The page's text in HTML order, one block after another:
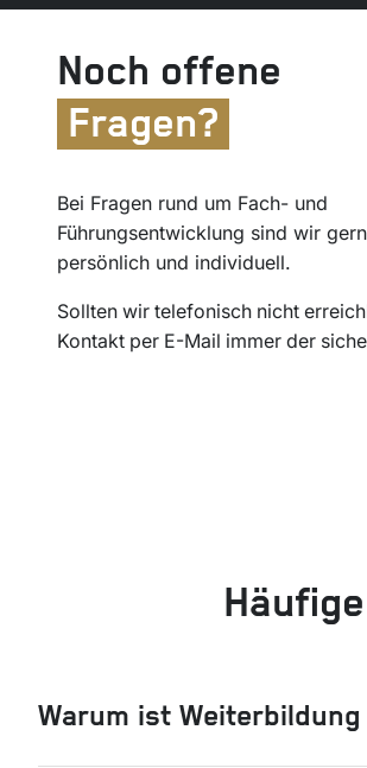
Noch offene
Fragen?
Bei Fragen rund um Fach- und
Führungsentwicklung sind wir
persönlich und individuell.
Sollten wir telefonisch nicht
Kontakt per E-Mail immer der
Warum ist